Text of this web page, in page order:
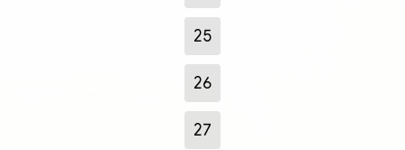
25
26
27